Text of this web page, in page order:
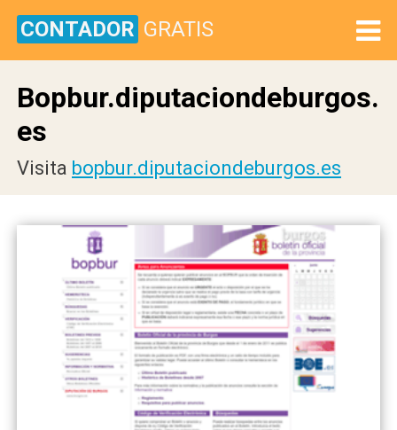
CONTADOR GRATIS
Bopbur.diputaciondeburgos.
es
Visita bopbur.diputaciondeburgos.es